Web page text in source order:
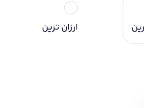
ارزان ترین